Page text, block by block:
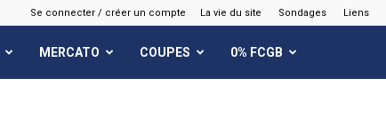
Se connecter / créer un compte La vie du site Sondages Liens
MERCATO COUPES 0% FCGB